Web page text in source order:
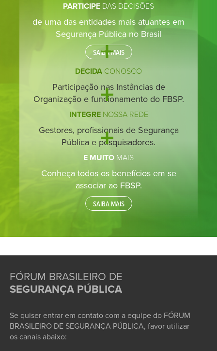
PARTICIPE DAS DECISÕES
de uma das entidades mais atuantes em
Segurança Pública no Brasil
SAIBA MAIS
DECIDA CONOSCO
Participação nas Instâncias de
Organização e funcionamento do FBSP.
INTEGRE NOSSA REDE
Gestores, profissionais de Segurança
Pública e pesquisadores.
E MUITO MAIS
Conheça todos os benefícios em se
associar ao FBSP.
SAIBA MAIS
FÓRUM BRASILEIRO DE
SEGURANÇA PÚBLICA
Se quiser entrar em contato com a equipe do FÓRUM
BRASILEIRO DE SEGURANÇA PÚBLICA, favor utilizar
os canais abaixo: